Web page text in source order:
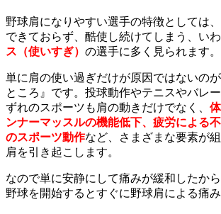
野球肩になりやすい選手の特徴としては
できておらず、酷使し続けてしまう、い
ス（使いすぎ） の選手に多く見られます。
単に肩の使い過ぎだけが原因ではないの
ところ』です。投球動作やテニスやバレ
ずれのスポーツも肩の動きだけでなく、
ンナーマッスルの機能低下、疲労による
のスポーツ動作など、さまざまな要素が
肩を引き起こします。
なので単に安静にして痛みが緩和したか
野球を開始するとすぐに野球肩による痛み